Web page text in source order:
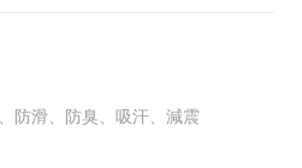
防滑、防臭、吸汗、減震